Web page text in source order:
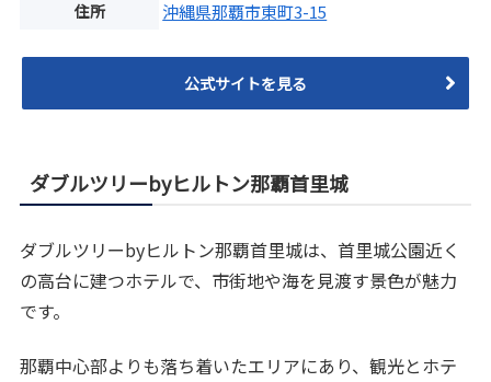
住所 沖縄県那覇市東町3-15
公式サイトを見る
ダブルツリーbyヒルトン那覇首里城
ダブルツリーbyヒルトン那覇首里城は、首里城公園近く
の高台に建つホテルで、市街地や海を見渡す景色が魅力
です。
那覇中心部よりも落ち着いたエリアにあり、観光とホテ